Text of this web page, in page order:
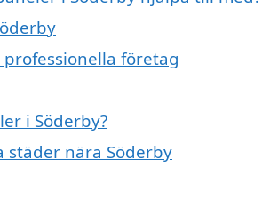
företag
i Söderby?
städer nära Söderby